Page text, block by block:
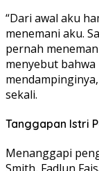
“Dari awal aku
menemani aku.
pernah
menyebut
sekali.
Tanggapan Istri
Menanggapi